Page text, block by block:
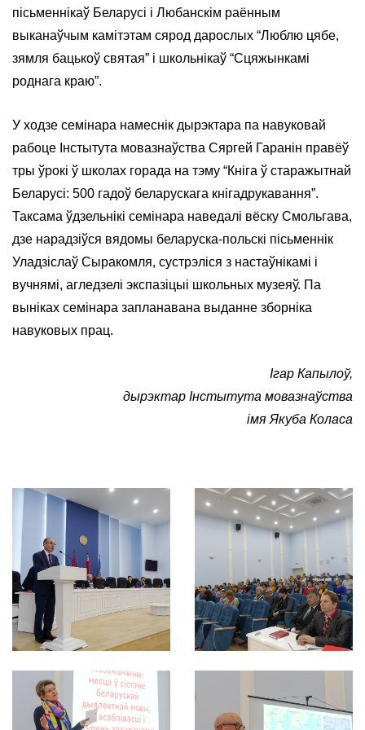
пісьменнікаў Беларусі і Любанскім раённым
выканаўчым камітэтам сярод дарослых “Люблю цябе,
зямля бацькоў святая” і школьнікаў “Сцяжынкамі
роднага краю”.
У ходзе семінара намеснік дырэктара па навуковай
рабоце Інстытута мовазнаўства Сяргей Гаранін правёў
тры ўрокі ў школах горада на тэму “Кніга ў старажытнай
Беларусі: 500 гадоў беларускага кнігадрукавання”.
Таксама ўдзельнікі семінара наведалі вёску Смольгава,
дзе нарадзіўся вядомы беларуска-польскі пісьменнік
Уладзіслаў Сыракомля, сустрэліся з настаўнікамі і
вучнямі, агледзелі экспазіцыі школьных музеяў. Па
выніках семінара запланавана выданне зборніка
навуковых прац.
Ігар Капылоў,
дырэктар Інстытута мовазнаўства
імя Якуба Коласа